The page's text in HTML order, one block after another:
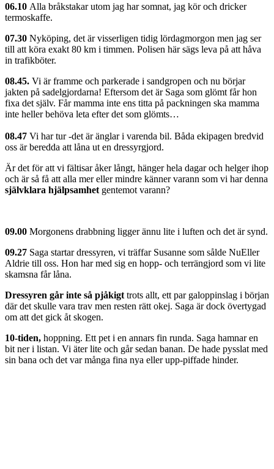
06.10 Alla bråkstakar utom jag har somnat, jag kör och dricker
termoskaffe.
07.30 Nyköping, det är visserligen tidig lördagmorgon men jag ser
till att köra exakt 80 km i timmen. Polisen här sägs leva på att håva
in trafikböter.
08.45. Vi är framme och parkerade i sandgropen och nu börjar
jakten på sadelgjordarna! Eftersom det är Saga som glömt får hon
fixa det själv. Får mamma inte ens titta på packningen ska mamma
inte heller behöva leta efter det som glömts…
08.47 Vi har tur -det är änglar i varenda bil. Båda ekipagen bredvid
oss är beredda att låna ut en dressyrgjord.
Är det för att vi fältisar åker långt, hänger hela dagar och helger ihop
och är så få att alla mer eller mindre känner varann som vi har denna
självklara hjälpsamhet gentemot varann?
09.00 Morgonens drabbning ligger ännu lite i luften och det är synd.
09.27 Saga startar dressyren, vi träffar Susanne som sålde NuEller
Aldrie till oss. Hon har med sig en hopp- och terrängjord som vi lite
skamsna får låna.
Dressyren går inte så pjåkigt trots allt, ett par galoppinslag i början
där det skulle vara trav men resten rätt okej. Saga är dock övertygad
om att det gick åt skogen.
10-tiden, hoppning. Ett pet i en annars fin runda. Saga hamnar en
bit ner i listan. Vi äter lite och går sedan banan. De hade pysslat med
sin bana och det var många fina nya eller upp-piffade hinder.